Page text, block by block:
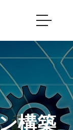
構築